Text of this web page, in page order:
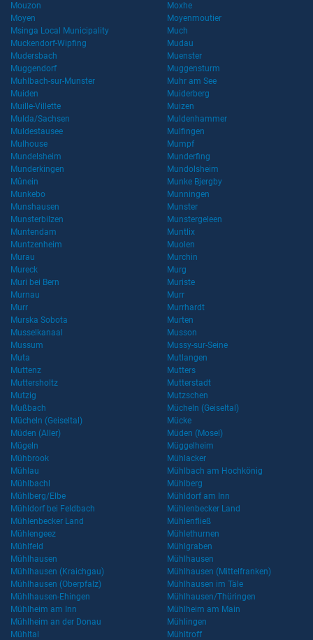
Mouzon
Moxhe
Moyen
Moyenmoutier
Msinga Local Municipality
Much
Muckendorf-Wipfing
Mudau
Mudersbach
Muenster
Muggendorf
Muggensturm
Muhlbach-sur-Munster
Muhr am See
Muiden
Muiderberg
Muille-Villette
Muizen
Mulda/Sachsen
Muldenhammer
Muldestausee
Mulfingen
Mulhouse
Mumpf
Mundelsheim
Munderfing
Munderkingen
Mundolsheim
Mûnein
Munke Bjergby
Munkebo
Munningen
Munshausen
Munster
Munsterbilzen
Munstergeleen
Muntendam
Muntlix
Muntzenheim
Muolen
Murau
Murchin
Mureck
Murg
Muri bei Bern
Muriste
Murnau
Murr
Murr
Murrhardt
Murska Sobota
Murten
Musselkanaal
Musson
Mussum
Mussy-sur-Seine
Muta
Mutlangen
Muttenz
Mutters
Muttersholtz
Mutterstadt
Mutzig
Mutzschen
Mußbach
Mücheln (Geiseltal)
Mücheln (Geiseltal)
Mücke
Müden (Aller)
Müden (Mosel)
Mügeln
Müggelheim
Mühbrook
Mühlacker
Mühlau
Mühlbach am Hochkönig
Mühlbachl
Mühlberg
Mühlberg/Elbe
Mühldorf am Inn
Mühldorf bei Feldbach
Mühlenbecker Land
Mühlenbecker Land
Mühlenfließ
Mühlengeez
Mühlethurnen
Mühlfeld
Mühlgraben
Mühlhausen
Mühlhausen
Mühlhausen (Kraichgau)
Mühlhausen (Mittelfranken)
Mühlhausen (Oberpfalz)
Mühlhausen im Täle
Mühlhausen-Ehingen
Mühlhausen/Thüringen
Mühlheim am Inn
Mühlheim am Main
Mühlheim an der Donau
Mühlingen
Mühltal
Mühltroff